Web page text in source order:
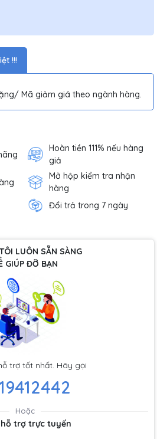
!!!
Mã giảm giá theo ngành hàng.
Hoàn tiền 111% nếu hàng
giả
Mở hộp kiểm tra nhận
hàng
Đổi trả trong 7 ngày
LUÔN SẴN SÀNG
GIÚP ĐỠ BẠN
trợ tốt nhất. Hãy gọi
Hoặc
trợ trực tuyến